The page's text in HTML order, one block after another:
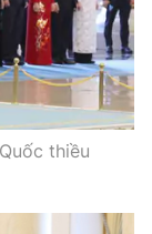
thiều